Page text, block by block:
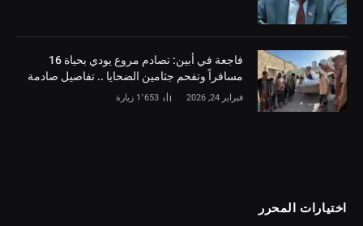
فاجعة في أبين: تصادم مروع يودي بحياة 16
مسافراً وتفحم جثامين الضحايا .. تفاصيل صادمة
فبراير 24, 2026 1٬653 زيارة
اختيارات المحرر